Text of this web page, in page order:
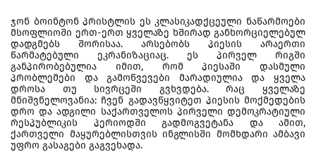
ჯონ ბოინტონ პრისტლის ეს კლასიკადქცეული ნაწარმოები
მსოფლიოში ერთ-ერთ ყველაზე ხშირად განხორციელებულ
დადგმებს შორისაა. არსებობს პიესის არაერთი
წარმატებული ეკრანიზაციაც. ეს პირველ რიგში
განპირობებულია იმით, რომ პიესაში დასმული
პრობლემები და გამოწვევები მარადიულია და ყველა
დროსა თუ სივრცეში გვხვდება. რაც ყველაზე
მნიშვნელოვანია: ჩვენ გადავწყვიტეთ პიესის მოქმედების
დრო და ადგილი საქართველოს პირველი დემოკრატიული
რესპუბლიკის პერიოდში გადმოგვეტანა და ამით,
ქართველი მაყურებლისთვის ინგლისში მომხდარი ამბავი
უფრო გასაგები გაგვეხადა.